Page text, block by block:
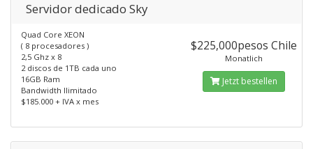
Servidor dedicado Sky
Quad Core XEON
( 8 procesadores )
2,5 Ghz x 8
2 discos de 1TB cada uno
16GB Ram
Bandwidth Ilimitado
$185.000 + IVA x mes
$225,000pesos Chile
Monatlich
Jetzt bestellen